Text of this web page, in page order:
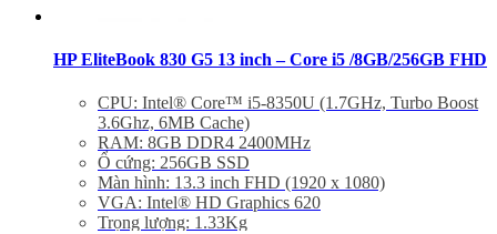
HP EliteBook 830 G5 13 inch – Core i5 /8GB/256GB FHD
CPU: Intel® Core™ i5-8350U (1.7GHz, Turbo Boost
3.6Ghz, 6MB Cache)
RAM: 8GB DDR4 2400MHz
Ổ cứng: 256GB SSD
Màn hình: 13.3 inch FHD (1920 x 1080)
VGA: Intel® HD Graphics 620
Trọng lượng: 1.33Kg